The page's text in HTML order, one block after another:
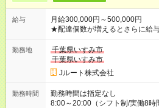
給与
月給300,000円～500,000円
★配達個数が増えるとさらに給
ど！ ・主要都市エリア 月収55万円／週5日稼働 月収65万~112
万円／週6日稼働 ・地方郊外エリア 月収40万円／週5日稼働 月
収40万円~50万円／週6日稼働 ＜モデルイメージ＞ ■月収50万
円 (27歳男性/江東区在住)※元建
(日休み) ■月収80万円(43歳男性/墨田区在住)※元営業 1日200個
勤務地
千葉県いすみ市
千葉県いすみ市
Jルート株式会社
勤務時間
勤務時間は指定なし
8:00～20:00（シフト制/実働8